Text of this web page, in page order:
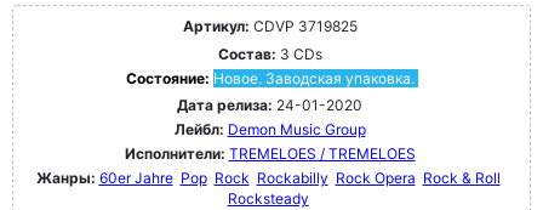
Артикул: CDVP 3719825
Состав: 3 CDs
Состояние: Новое. Заводская упаковка.
Дата релиза: 24-01-2020
Лейбл: Demon Music Group
Исполнители: TREMELOES / TREMELOES
Жанры: 60er Jahre Pop Rock Rockabilly Rock Opera Rock & Roll
Rocksteady